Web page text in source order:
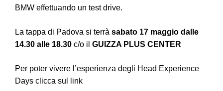
BMW effettuando un test drive.
La tappa di Padova si terrà sabato 17 maggio dalle
14.30 alle 18.30 c/o il GUIZZA PLUS CENTER
Per poter vivere l’esperienza degli Head Experience
Days clicca sul link